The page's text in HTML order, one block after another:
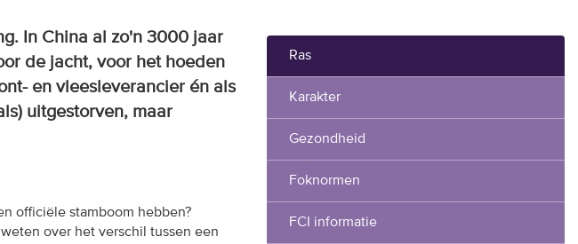
Ras
Karakter
Gezondheid
Foknormen
FCI informatie
In China al zo'n 3000 jaar
de jacht, voor het hoeden
en vleesleverancier én als
uitgestorven, maar
officiële stamboom hebben?
over het verschil tussen een